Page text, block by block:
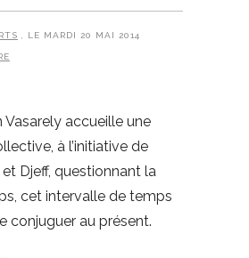
, LE MARDI 20 MAI 2014
Vasarely accueille une
à l’initiative de
et Djeff, questionnant la
cet intervalle de temps
conjuguer au présent.